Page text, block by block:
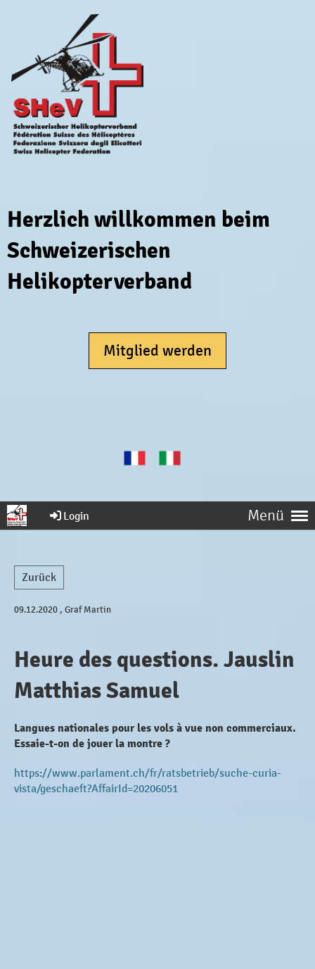
Herzlich willkommen beim
Schweizerischen
Helikopterverband
Mitglied werden
Menü
Login
Zurück
09.12.2020 , Graf Martin
Heure des questions. Jauslin
Matthias Samuel
Langues nationales pour les vols à vue non commerciaux.
Essaie-t-on de jouer la montre ?
https://www.parlament.ch/fr/ratsbetrieb/suche-curia-
vista/geschaeft?AffairId=20206051